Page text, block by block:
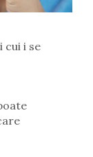
cui i se